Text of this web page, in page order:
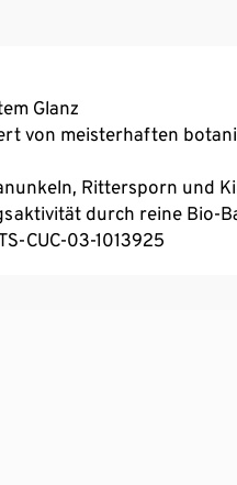
Glanz
von meisterhaften
Rittersporn und
durch reine Bio-
CUC-03-1013925